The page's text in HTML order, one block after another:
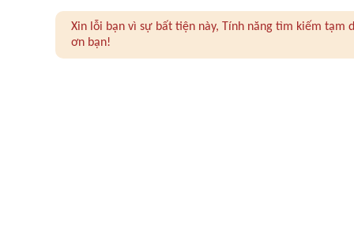
Xin lỗi bạn vì sự bất tiện này, Tính năng tìm kiếm
ơn bạn!